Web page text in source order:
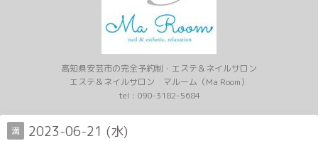
高知県安芸市の完全予約制・エステ＆ネイルサロン
エステ＆ネイルサロン マルーム（Ma Room）
tel : 090-3182-5684
満 2023-06-21 (水)